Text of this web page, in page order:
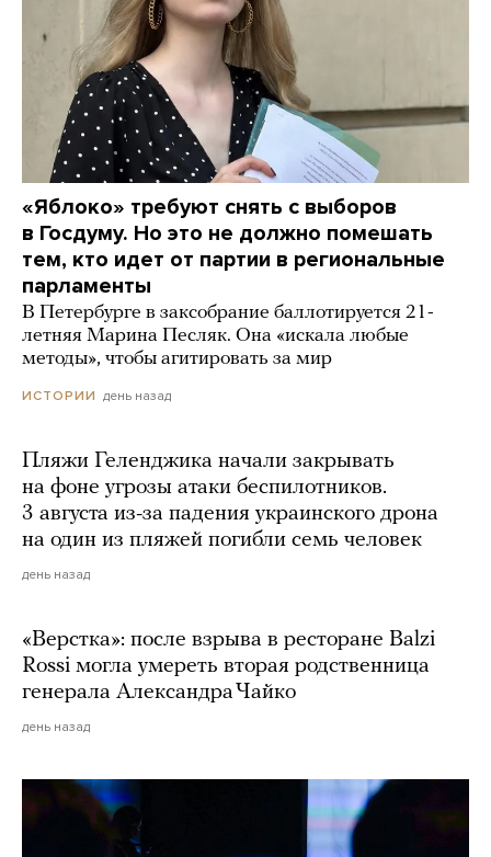
«Яблоко» требуют снять с выборов
в Госдуму. Но это не должно помешать
тем, кто идет от партии в региональные
парламенты
В Петербурге в заксобрание баллотируется 21-
летняя Марина Песляк. Она «искала любые
методы», чтобы агитировать за мир
ИСТОРИИ день назад
Пляжи Геленджика начали закрывать
на фоне угрозы атаки беспилотников.
3 августа из-за падения украинского дрона
на один из пляжей погибли семь человек
день назад
«Верстка»: после взрыва в ресторане Balzi
Rossi могла умереть вторая родственница
генерала Александра Чайко
день назад